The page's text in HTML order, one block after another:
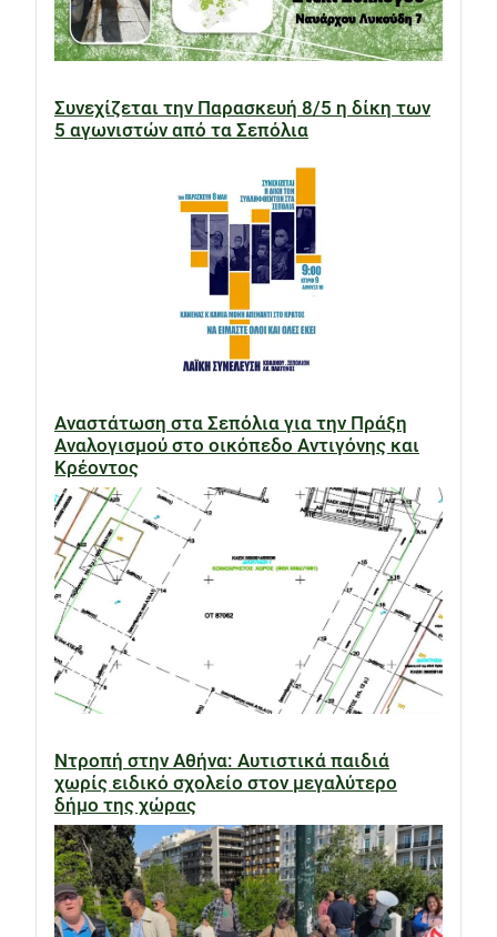
Συνεχίζεται την Παρασκευή 8/5 η δίκη των
5 αγωνιστών από τα Σεπόλια
Αναστάτωση στα Σεπόλια για την Πράξη
Αναλογισμού στο οικόπεδο Αντιγόνης και
Κρέοντος
Ντροπή στην Αθήνα: Αυτιστικά παιδιά
χωρίς ειδικό σχολείο στον μεγαλύτερο
δήμο της χώρας